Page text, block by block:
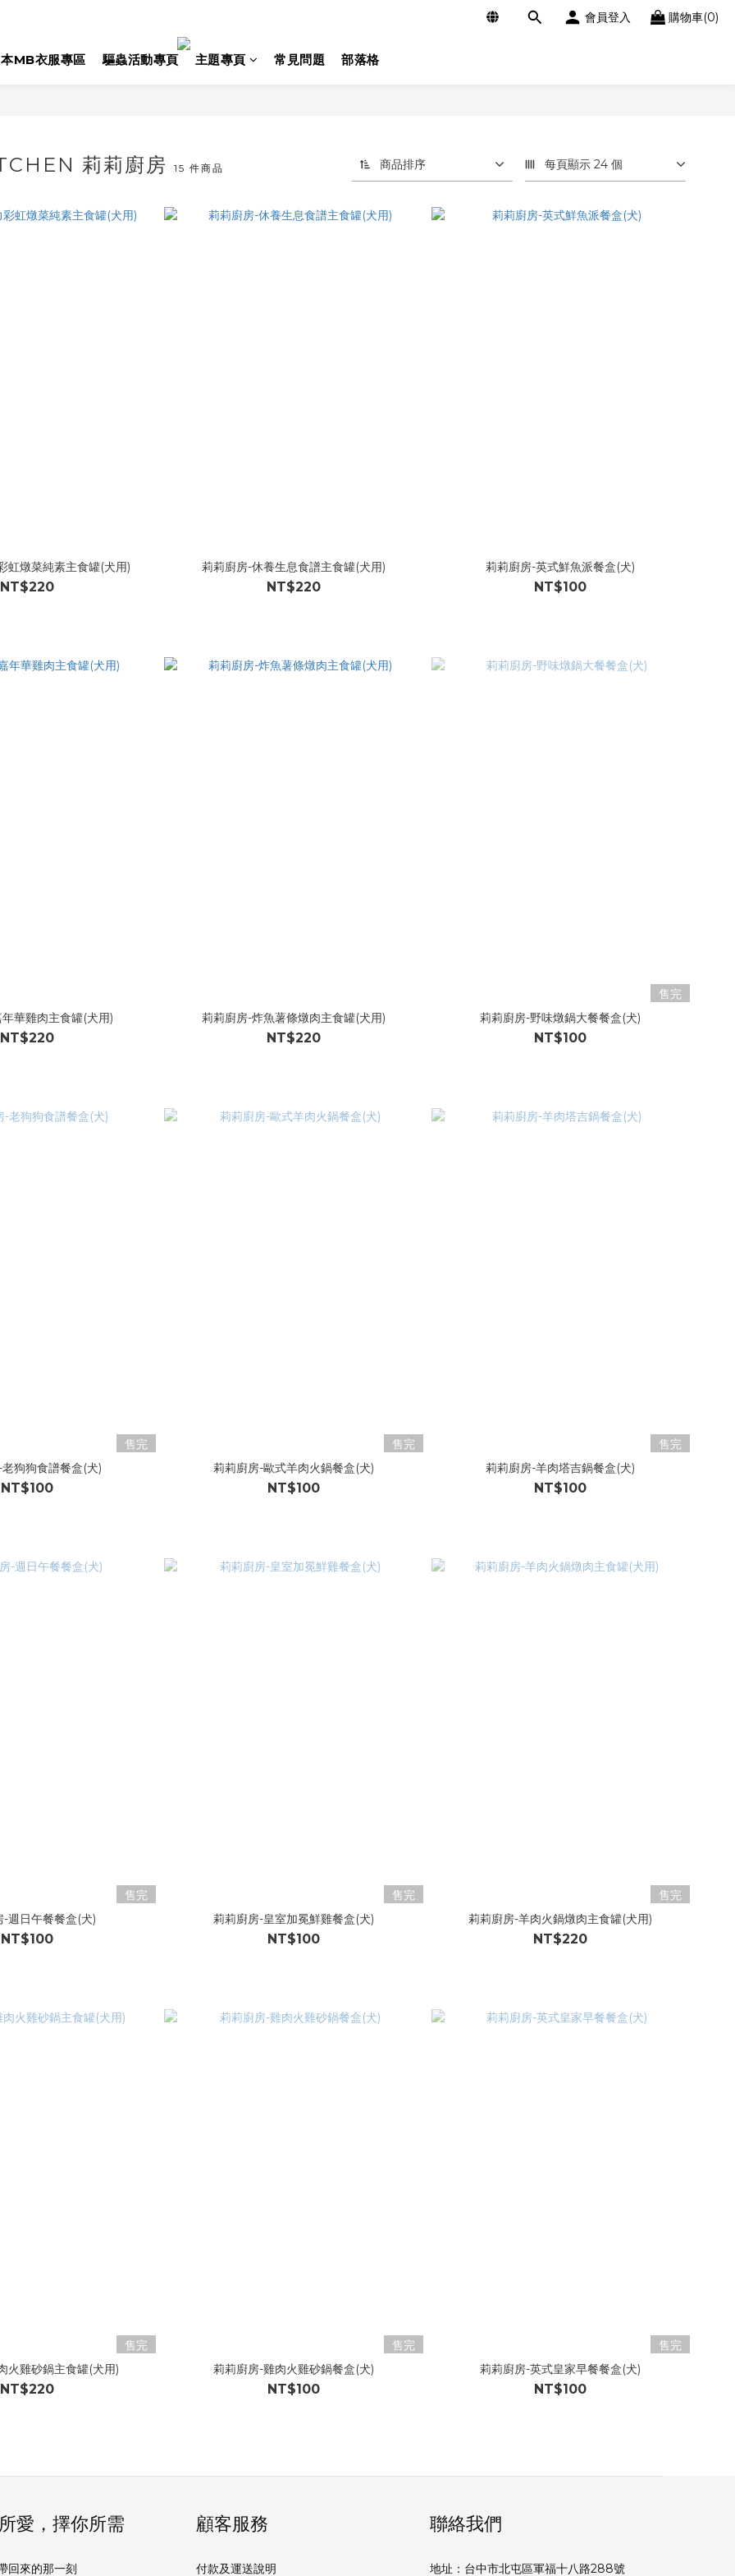
會員登入 購物車(0)
MB衣服專區 驅蟲活動專頁 主題專頁 常見問題 部落格
莉莉廚房15 件商品 商品排序 每頁顯示 24 個
虹燉菜純素主食罐(犬用)
NT$220
莉莉廚房-休養生息食譜主食罐(犬用)
NT$220
莉莉廚房-英式鮮魚派餐盒(犬)
NT$100
華雞肉主食罐(犬用)
NT$220
莉莉廚房-炸魚薯條燉肉主食罐(犬用)
NT$220
售完
莉莉廚房-野味燉鍋大餐餐盒(犬)
NT$100
售完
狗狗食譜餐盒(犬)
NT$100
售完
莉莉廚房-歐式羊肉火鍋餐盒(犬)
NT$100
售完
莉莉廚房-羊肉塔吉鍋餐盒(犬)
NT$100
售完
-週日午餐餐盒(犬)
NT$100
售完
莉莉廚房-皇室加冕鮮雞餐盒(犬)
NT$100
售完
莉莉廚房-羊肉火鍋燉肉主食罐(犬用)
NT$220
售完
火雞砂鍋主食罐(犬用)
NT$220
售完
莉莉廚房-雞肉火雞砂鍋餐盒(犬)
NT$100
售完
莉莉廚房-英式皇家早餐餐盒(犬)
NT$100
愛，擇你所需
回來的那一刻
顧客服務
付款及運送說明
聯絡我們
地址：台中市北屯區軍福十八路288號